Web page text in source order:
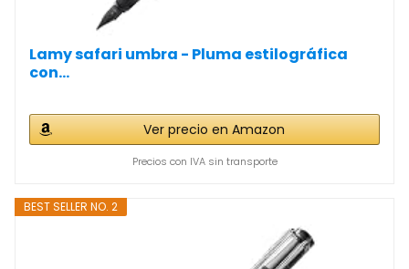
Lamy safari umbra - Pluma estilográfica
con...
Ver precio en Amazon
Precios con IVA sin transporte
BEST SELLER NO. 2